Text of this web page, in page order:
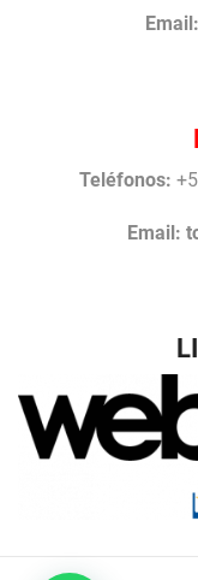
Email:
Teléfonos:
Email: